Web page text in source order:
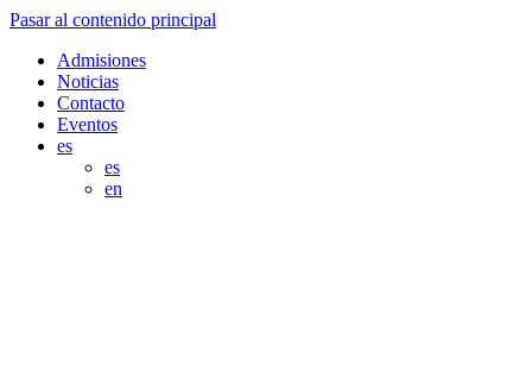
Pasar al contenido principal
Admisiones
Noticias
Contacto
Eventos
es
es
en